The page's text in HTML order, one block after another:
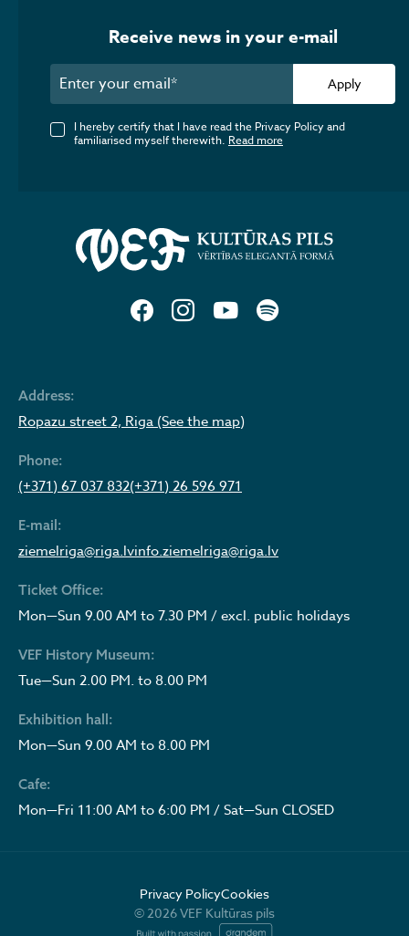
Address:
Ropazu street 2, Riga (See the map)
Phone:
(+371) 67 037 832(+371) 26 596 971
E-mail:
ziemelriga@riga.lvinfo.ziemelriga@riga.lv
Ticket Office:
Mon—Sun 9.00 AM to 7.30 PM / excl. public holidays
VEF History Museum:
Tue—Sun 2.00 PM. to 8.00 PM
Exhibition hall:
Mon—Sun 9.00 AM to 8.00 PM
Cafe:
Mon—Fri 11:00 AM to 6:00 PM / Sat—Sun CLOSED
Receive news in your e-mail
Apply
I hereby certify that I have read the Privacy Policy and
familiarised myself therewith. Read more
Privacy PolicyCookies
© 2026 VEF Kultūras pils